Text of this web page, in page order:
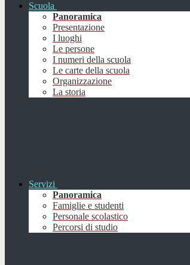
Scuola
Panoramica
Presentazione
I luoghi
Le persone
I numeri della scuola
Le carte della scuola
Organizzazione
La storia
Servizi
Panoramica
Famiglie e studenti
Personale scolastico
Percorsi di studio